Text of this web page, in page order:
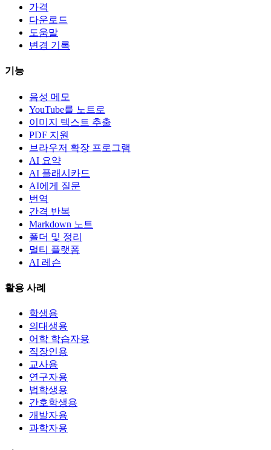
가격
다운로드
도움말
변경 기록
기능
음성 메모
YouTube를 노트로
이미지 텍스트 추출
PDF 지원
브라우저 확장 프로그램
AI 요약
AI 플래시카드
AI에게 질문
번역
간격 반복
Markdown 노트
폴더 및 정리
멀티 플랫폼
AI 레슨
활용 사례
학생용
의대생용
어학 학습자용
직장인용
교사용
연구자용
법학생용
간호학생용
개발자용
과학자용